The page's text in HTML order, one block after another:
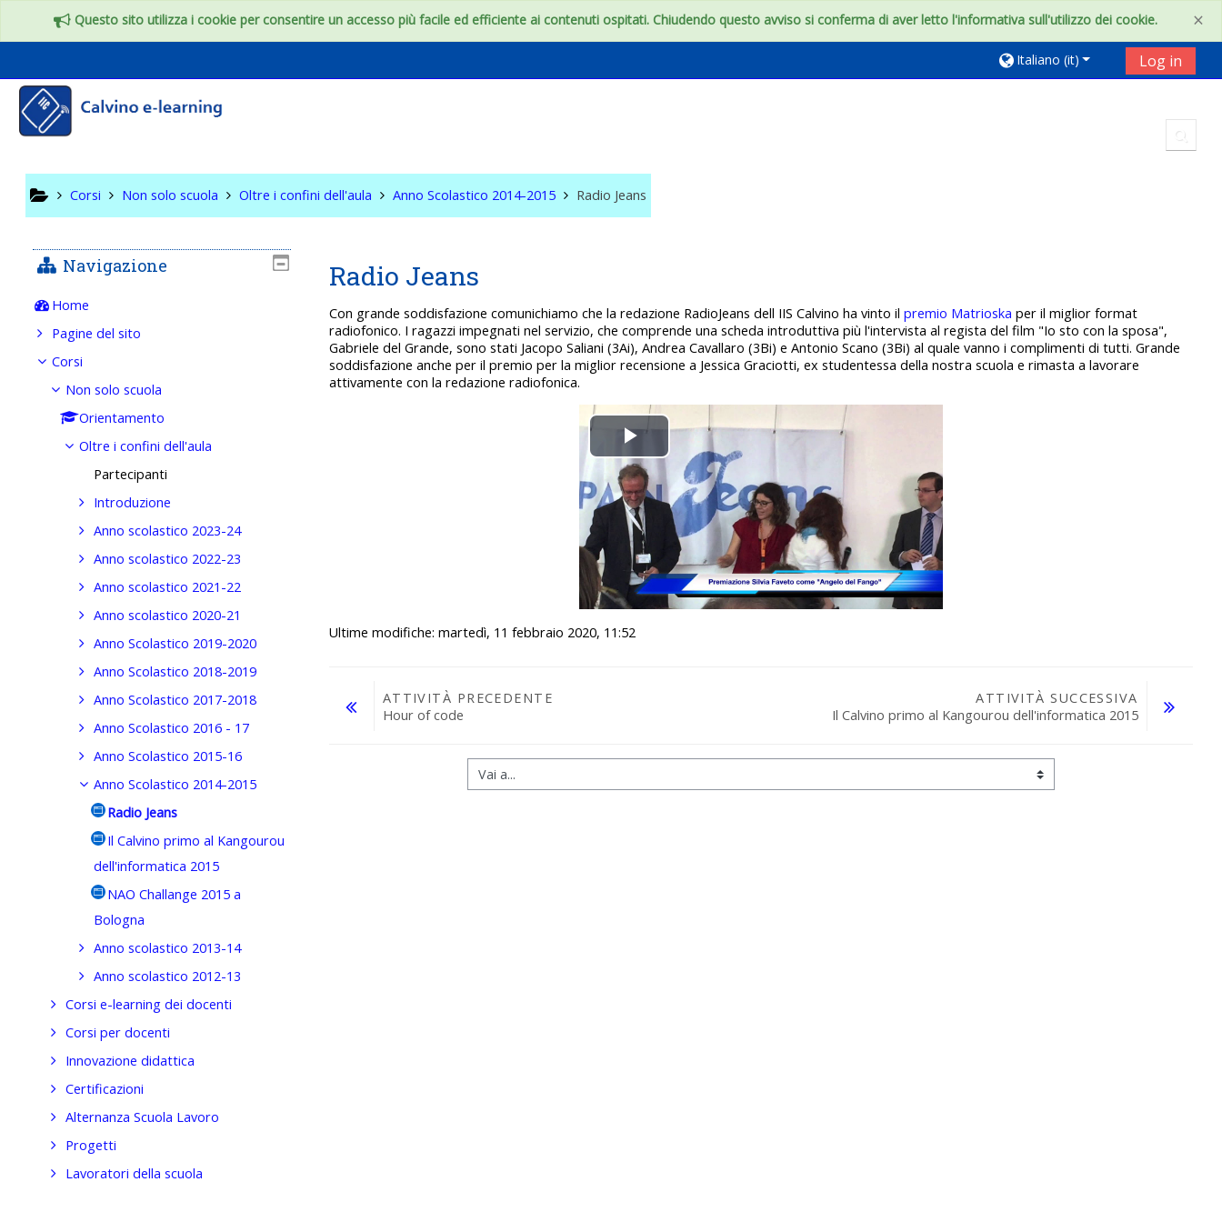
×
Questo sito utilizza i cookie per consentire un accesso più facile ed efficiente ai contenuti ospitati. Chiudendo questo avviso si conferma di aver letto l'informativa sull'utilizzo dei cookie.
Italiano ‎(it)‎ Log in
Corsi Non solo scuola Oltre i confini dell'aula Anno Scolastico 2014-2015 Radio Jeans
Radio Jeans
Con grande soddisfazione comunichiamo che la redazione RadioJeans dell IIS Calvino ha vinto il premio Matrioska per il miglior format
radiofonico. I ragazzi impegnati nel servizio, che comprende una scheda introduttiva più l'intervista al regista del film "Io sto con la sposa",
Gabriele del Grande, sono stati Jacopo Saliani (3Ai), Andrea Cavallaro (3Bi) e Antonio Scano (3Bi) al quale vanno i complimenti di tutti. Grande
soddisfazione anche per il premio per la miglior recensione a Jessica Graciotti, ex studentessa della nostra scuola e rimasta a lavorare
attivamente con la redazione radiofonica.
Play
Video
Ultime modifiche: martedì, 11 febbraio 2020, 11:52
ATTIVITÀ PRECEDENTE
Hour of code
ATTIVITÀ SUCCESSIVA
Il Calvino primo al Kangourou dell'informatica 2015
Navigazione
Home
Pagine del sito
Corsi
Non solo scuola
Orientamento
Oltre i confini dell'aula
Partecipanti
Introduzione
Anno scolastico 2023-24
Anno scolastico 2022-23
Anno scolastico 2021-22
Anno scolastico 2020-21
Anno Scolastico 2019-2020
Anno Scolastico 2018-2019
Anno Scolastico 2017-2018
Anno Scolastico 2016 - 17
Anno Scolastico 2015-16
Anno Scolastico 2014-2015
Radio Jeans
Il Calvino primo al Kangourou
dell'informatica 2015
NAO Challange 2015 a
Bologna
Anno scolastico 2013-14
Anno scolastico 2012-13
Corsi e-learning dei docenti
Corsi per docenti
Innovazione didattica
Certificazioni
Alternanza Scuola Lavoro
Progetti
Lavoratori della scuola